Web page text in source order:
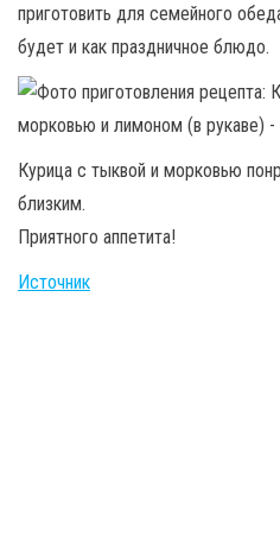
приготовить для семейного
будет и как праздничное блюдо.
Курица с тыквой и морковью
близким.
Приятного аппетита!
Источник